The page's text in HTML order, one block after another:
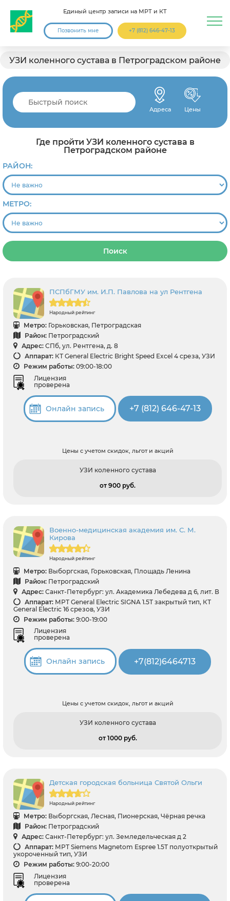
Единый центр записи на МРТ и КТ
Позвонить мне +7 (812) 646-47-13
УЗИ коленного сустава в Петроградском районе
Адреса Цены
Где пройти УЗИ коленного сустава в
Петроградском районе
РАЙОН:
МЕТРО:
Поиск
ПСПбГМУ им. И.П. Павлова на ул Рентгена
Народный рейтинг
Метро: Горьковская, Петроградская
Район: Петроградский
Адрес: СПб, ул. Рентгена, д. 8
Аппарат: КТ General Electric Bright Speed Excel 4 среза, УЗИ
Режим работы: 09:00-18:00
Лицензия
проверена
Онлайн запись +7 (812) 646-47-13
Цены с учетом скидок, льгот и акций
УЗИ коленного сустава
от 900 pуб.
Военно-медицинская академия им. С. М.
Кирова
Народный рейтинг
Метро: Выборгская, Горьковская, Площадь Ленина
Район: Петроградский
Адрес: Санкт-Петербург: ул. Академика Лебедева д 6, лит. В
Аппарат: МРТ General Electric SIGNA 1.5T закрытый тип, КТ
General Electric 16 срезов, УЗИ
Режим работы: 9:00-19:00
Лицензия
проверена
Онлайн запись +7(812)6464713
Цены с учетом скидок, льгот и акций
УЗИ коленного сустава
от 1000 pуб.
Детская городская больница Святой Ольги
Народный рейтинг
Метро: Выборгская, Лесная, Пионерская, Чёрная речка
Район: Петроградский
Адрес: Санкт-Петербург: ул. Земледельческая д 2
Аппарат: МРТ Siemens Magnetom Espree 1.5T полуоткрытый
укороченный тип, УЗИ
Режим работы: 9:00-20:00
Лицензия
проверена